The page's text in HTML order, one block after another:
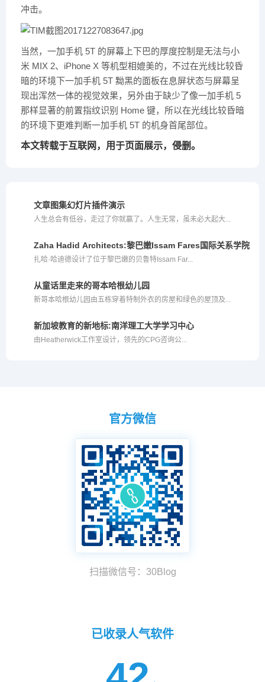
冲击。
当然，一加手机 5T 的屏幕上下巴的厚度控制是无法与小
米 MIX 2、iPhone X 等机型相媲美的，不过在光线比较昏
暗的环境下一加手机 5T 黝黑的面板在息屏状态与屏幕呈
现出浑然一体的视觉效果，另外由于缺少了像一加手机 5
那样显著的前置指纹识别 Home 键，所以在光线比较昏暗
的环境下更难判断一加手机 5T 的机身首尾部位。
本文转载于互联网，用于页面展示，侵删。
文章图集幻灯片插件演示
人生总会有低谷，走过了你就赢了。人生无常，虽未必大起大...
Zaha Hadid Architects:黎巴嫩Issam Fares国际关系学院
扎哈·哈迪德设计了位于黎巴嫩的贝鲁特Issam Far...
从童话里走来的哥本哈根幼儿园
新哥本哈根幼儿园由五栋穿着特制外衣的房屋和绿色的屋顶及...
新加坡教育的新地标:南洋理工大学学习中心
由Heatherwick工作室设计，领先的CPG咨询公...
官方微信
扫描微信号：30Blog
已收录人气软件